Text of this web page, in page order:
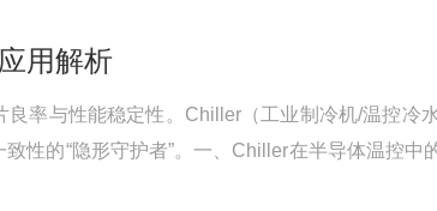
用解析
率与性能稳定性。Chiller（工业制冷机/温控
性的“隐形守护者”。一、Chiller在半导体温控